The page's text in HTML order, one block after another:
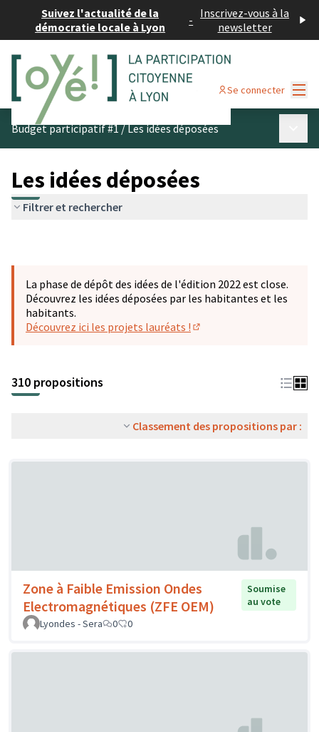
Suivez l'actualité de la
démocratie locale à Lyon
- Inscrivez-vous à la
newsletter
Se connecter
Budget participatif #1/Les idées déposées
Les idées déposées
Filtrer et rechercher
La phase de dépôt des idées de l'édition 2022 est close.
Découvrez les idées déposées par les habitantes et les
habitants.
Découvrez ici les projets lauréats !
310 propositions
Classement des propositions par :
Zone à Faible Emission Ondes
Electromagnétiques (ZFE OEM)
Soumise
au vote
Lyondes - Sera
0 0